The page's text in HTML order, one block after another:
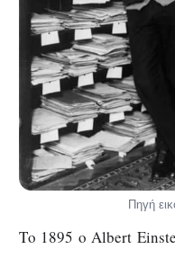
Πηγή
Το 1895 ο Albert